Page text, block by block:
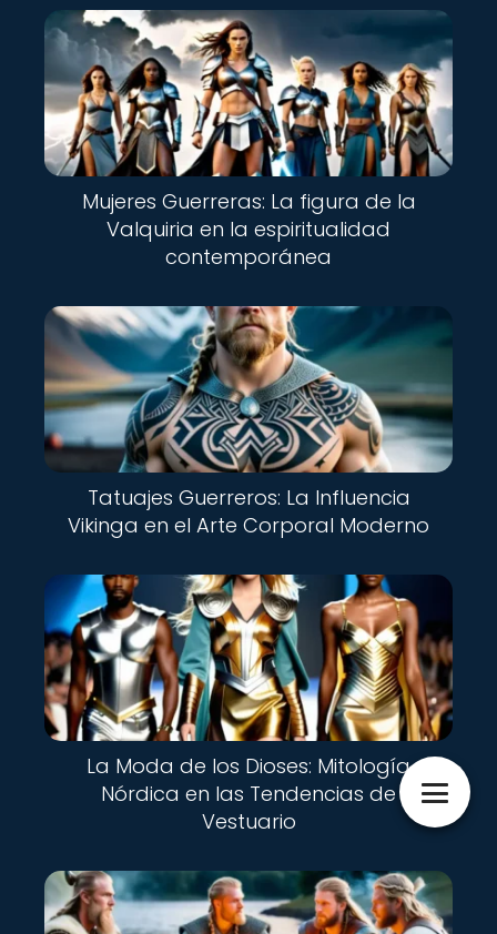
Mujeres Guerreras: La figura de la
Valquiria en la espiritualidad
contemporánea
Tatuajes Guerreros: La Influencia
Vikinga en el Arte Corporal Moderno
La Moda de los Dioses: Mitología
Nórdica en las Tendencias de
Vestuario